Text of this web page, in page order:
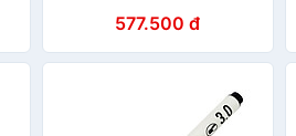
Lettering dòng màu sắc
577.500 đ